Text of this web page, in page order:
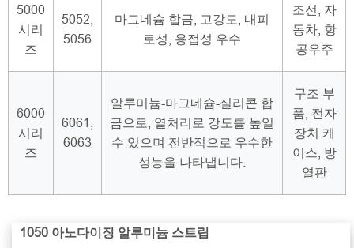
5000
시리
즈
5052,
5056
마그네슘 합금, 고강도, 내피
로성, 용접성 우수
조선, 자
동차, 항
공우주
6000
시리
즈
6061,
6063
알루미늄-마그네슘-실리콘 합
금으로, 열처리로 강도를 높일
수 있으며 전반적으로 우수한
성능을 나타냅니다.
구조 부
품, 전자
장치 케
이스, 방
열판
1050 아노다이징 알루미늄 스트립